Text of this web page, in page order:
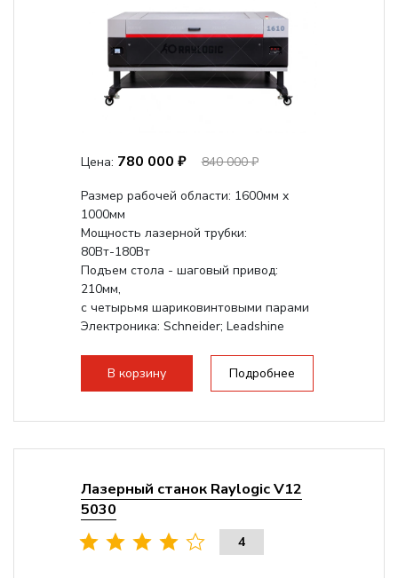
Цена: 780 000 ₽
840 000 ₽
Размер рабочей области: 1600мм x
1000мм
Мощность лазерной трубки:
80Вт-180Вт
Подъем стола - шаговый привод:
210мм,
с четырьмя шариковинтовыми парами
Электроника: Schneider; Leadshine
В корзину Подробнее
Лазерный станок Raylogic V12
5030
4